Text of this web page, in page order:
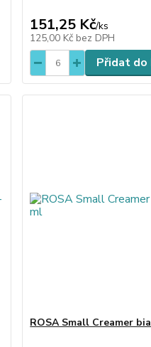
151,25 Kč/ks
125,00 Kč bez DPH
Přidat do
ROSA Small Creamer